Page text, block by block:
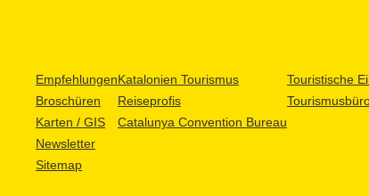
Empfehlungen
Broschüren
Karten / GIS
Newsletter
Sitemap
Katalonien Tourismus
Reiseprofis
Catalunya Convention Bureau
Touristische